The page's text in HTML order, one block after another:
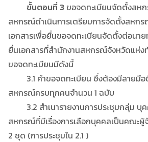
ขั้นตอนที่ 3 ขอจดทะเบียนจัดตั้งสห
สหกรณ์ดำเนินการเตรียมการจัดตั้งสหก
เอกสารเพื่อยื่นขอจดทะเบียนจัดตั้งต่อนา
ยื่นเอกสารที่สำนักงานสหกรณ์จังหวัดแห่ง
ขอจดทะเบียนมีดังนี้
3.1 คำขอจดทะเบียน ซึ่งต้องมีลายมื
สหกรณ์ครบทุกคนจำนวน 1 ฉบับ
3.2 สำเนารายงานการประชุมกลุ่ม บุ
สหกรณ์ที่มีเรื่องการเลือกบุคคลเป็นคณะ
2 ชุด (การประชุมใน 2.1 )